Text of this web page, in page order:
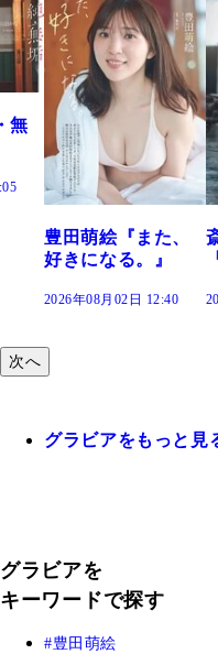
豊田萌絵『また、
好きになる。』
2026年08月02日 12:40
無
次へ
グラビアをもっと見
グラビアを
キーワードで探す
豊田萌絵